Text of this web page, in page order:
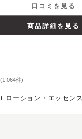
口コミを見る
商品詳細を見る
(1,064件)
ーション・エッセン